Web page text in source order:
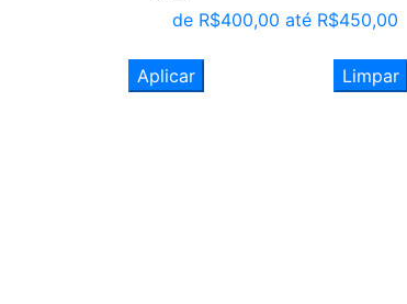
de R$400,00 até R$450,00
Aplicar Limpar